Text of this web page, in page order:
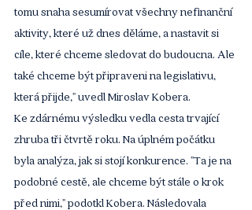
tomu snaha sesumírovat všechny nefinanční
aktivity, které už dnes děláme, a nastavit si
cíle, které chceme sledovat do budoucna. Ale
také chceme být připraveni na legislativu,
která přijde," uvedl Miroslav Kobera.
Ke zdárnému výsledku vedla cesta trvající
zhruba tři čtvrtě roku. Na úplném počátku
byla analýza, jak si stojí konkurence. "Ta je na
podobné cestě, ale chceme být stále o krok
před nimi," podotkl Kobera. Následovala